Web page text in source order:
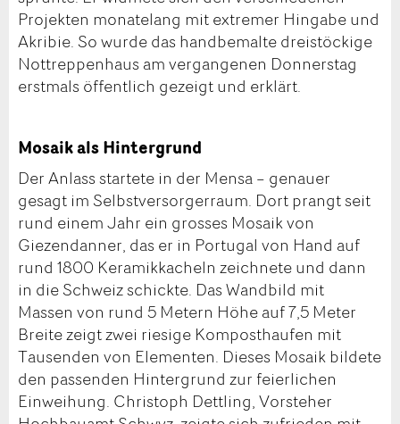
Projekten monatelang mit extremer Hingabe und
Akribie. So wurde das handbemalte dreistöckige
Nottreppenhaus am vergangenen Donnerstag
erstmals öffentlich gezeigt und erklärt.
Mosaik als Hintergrund
Der Anlass startete in der Mensa – genauer
gesagt im Selbstversorgerraum. Dort prangt seit
rund einem Jahr ein grosses Mosaik von
Giezendanner, das er in Portugal von Hand auf
rund 1800 Keramikkacheln zeichnete und dann
in die Schweiz schickte. Das Wandbild mit
Massen von rund 5 Metern Höhe auf 7,5 Meter
Breite zeigt zwei riesige Komposthaufen mit
Tausenden von Elementen. Dieses Mosaik bildete
den passenden Hintergrund zur feierlichen
Einweihung. Christoph Dettling, Vorsteher